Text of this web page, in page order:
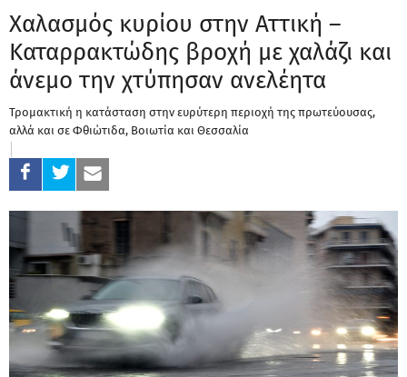
Χαλασμός κυρίου στην Αττική –
Καταρρακτώδης βροχή με χαλάζι και
άνεμο την χτύπησαν ανελέητα
Τρομακτική η κατάσταση στην ευρύτερη περιοχή της πρωτεύουσας,
αλλά και σε Φθιώτιδα, Βοιωτία και Θεσσαλία